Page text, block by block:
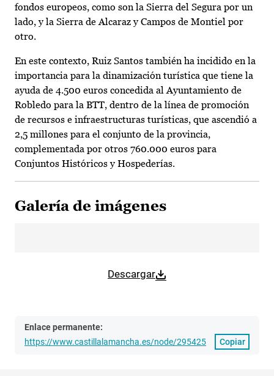
fondos europeos, como son la Sierra del Segura por un
lado, y la Sierra de Alcaraz y Campos de Montiel por
otro.
En este contexto, Ruiz Santos también ha incidido en la
importancia para la dinamización turística que tiene la
ayuda de 4.500 euros concedida al Ayuntamiento de
Robledo para la BTT, dentro de la línea de promoción
de recursos e infraestructuras turísticas, que ascendió a
2,5 millones para el conjunto de la provincia,
complementada por otros 760.000 euros para
Conjuntos Históricos y Hospederías.
Galería de imágenes
Descargar
Enlace permanente:
https://www.castillalamancha.es/node/295425
Copiar